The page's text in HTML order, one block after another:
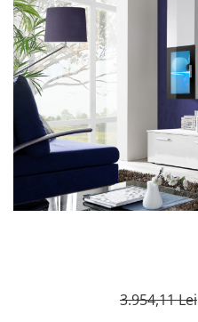
Set mobilier Living
Seturi masa +scaune dining
Tabureti
Seturi dormitoare complete
Suporturi saltea/Somiere/Gratii
pentru pat
3.954,11 Lei